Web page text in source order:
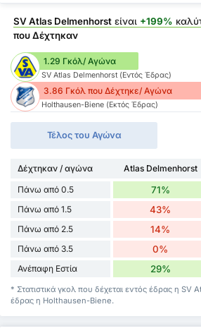
SV Atlas Delmenhorst είναι +199%
που Δέχτηκαν
1.29 Γκόλ/ Αγώνα
SV Atlas Delmenhorst (Εντός Έδρας)
3.86 Γκόλ που Δέχτηκε/ Αγώνα
Holthausen-Biene (Εκτός Έδρας)
Τέλος του Αγώνα
Δέχτηκαν / αγώνα Atlas Delmenhorst
Πάνω από 0.5
71%
Πάνω από 1.5 43%
Πάνω από 2.5 14%
Πάνω από 3.5 0%
Ανέπαφη Εστία 29%
* Στατιστικά γκολ που δέχεται εντός έδρας η SV
έδρας η Holthausen-Biene.